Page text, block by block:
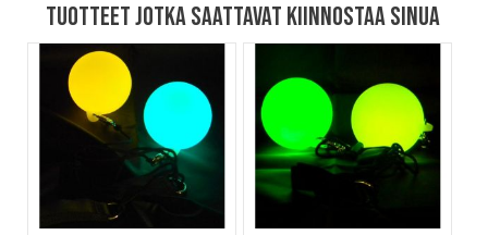
Tuotteet jotka saattavat kiinnostaa sinua